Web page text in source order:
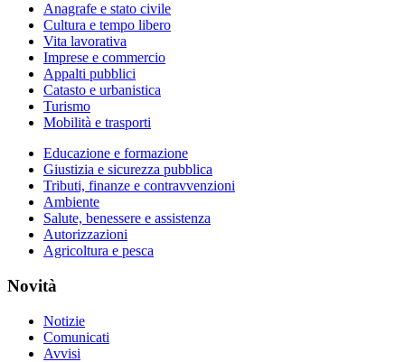
Anagrafe e stato civile
Cultura e tempo libero
Vita lavorativa
Imprese e commercio
Appalti pubblici
Catasto e urbanistica
Turismo
Mobilità e trasporti
Educazione e formazione
Giustizia e sicurezza pubblica
Tributi, finanze e contravvenzioni
Ambiente
Salute, benessere e assistenza
Autorizzazioni
Agricoltura e pesca
Novità
Notizie
Comunicati
Avvisi